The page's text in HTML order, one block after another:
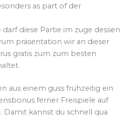
as part of der
darf diese Partie im zuge dessen
präsentation wir an dieser
gratis zum zum besten
aus einem guss frühzeitig ein
ferner Freispiele auf
Damit kannst du schnell qua